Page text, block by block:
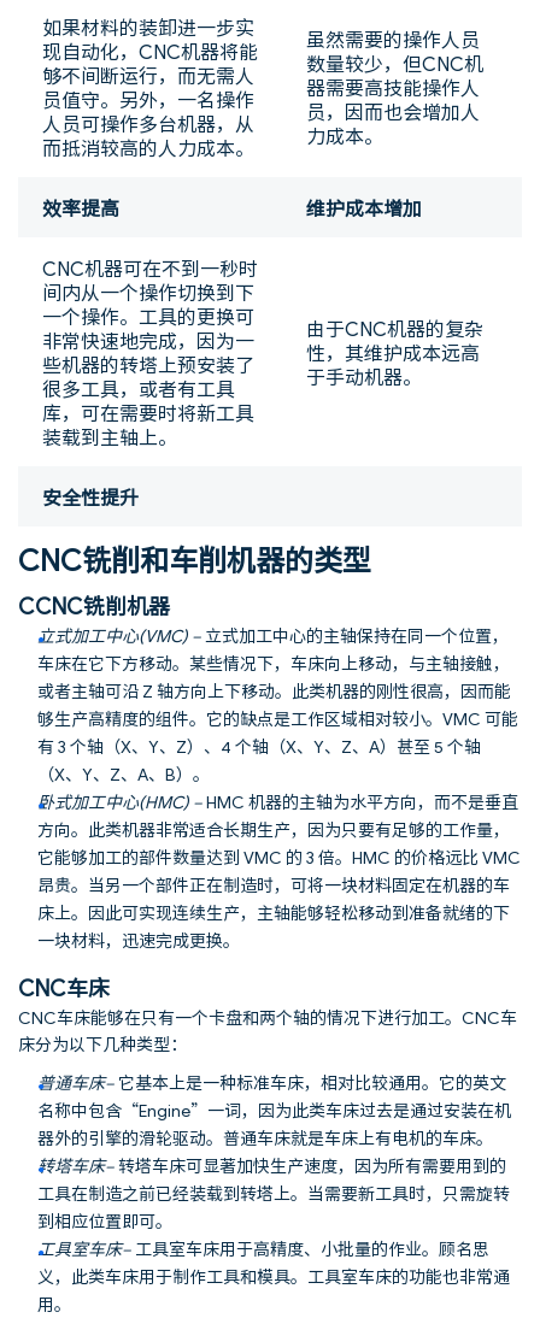
如果材料的装卸进一步实
现自动化，CNC机器将能
够不间断运行，而无需人
员值守。另外，一名操作
人员可操作多台机器，从
而抵消较高的人力成本。
虽然需要的操作人员
数量较少，但CNC机
器需要高技能操作人
员，因而也会增加人
力成本。
效率提高 维护成本增加
CNC机器可在不到一秒时
间内从一个操作切换到下
一个操作。工具的更换可
非常快速地完成，因为一
些机器的转塔上预安装了
很多工具，或者有工具
库，可在需要时将新工具
装载到主轴上。
由于CNC机器的复杂
性，其维护成本远高
于手动机器。
安全性提升
CNC铣削和车削机器的类型
CCNC铣削机器
立式加工中心(VMC) –立式加工中心的主轴保持在同一个位置，
车床在它下方移动。某些情况下，车床向上移动，与主轴接触，
或者主轴可沿 Z 轴方向上下移动。此类机器的刚性很高，因而能
够生产高精度的组件。它的缺点是工作区域相对较小。VMC 可能
有 3 个轴（X、Y、Z）、4 个轴（X、Y、Z、A）甚至 5 个轴
（X、Y、Z、A、B）。
卧式加工中心(HMC) –HMC 机器的主轴为水平方向，而不是垂直
方向。此类机器非常适合长期生产，因为只要有足够的工作量，
它能够加工的部件数量达到 VMC 的 3 倍。HMC 的价格远比 VMC
昂贵。当另一个部件正在制造时，可将一块材料固定在机器的车
床上。因此可实现连续生产，主轴能够轻松移动到准备就绪的下
一块材料，迅速完成更换。
CNC车床
CNC车床能够在只有一个卡盘和两个轴的情况下进行加工。CNC车
床分为以下几种类型：
普通车床– 它基本上是一种标准车床，相对比较通用。它的英文
名称中包含“Engine”一词，因为此类车床过去是通过安装在机
器外的引擎的滑轮驱动。普通车床就是车床上有电机的车床。
转塔车床–转塔车床可显著加快生产速度，因为所有需要用到的
工具在制造之前已经装载到转塔上。当需要新工具时，只需旋转
到相应位置即可。
工具室车床– 工具室车床用于高精度、小批量的作业。顾名思
义，此类车床用于制作工具和模具。工具室车床的功能也非常通
用。